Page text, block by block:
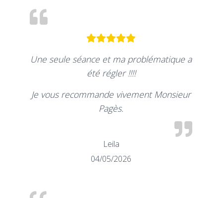
Une seule séance et ma problématique a
été régler !!!!
Je vous recommande vivement Monsieur
Pagès.
Leila
04/05/2026